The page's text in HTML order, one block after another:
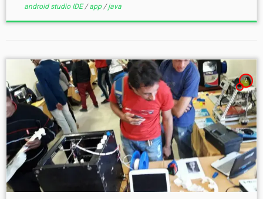
android studio IDE/app /java
2